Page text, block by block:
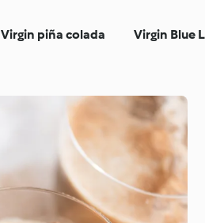
Virgin piña colada Virgin Blue